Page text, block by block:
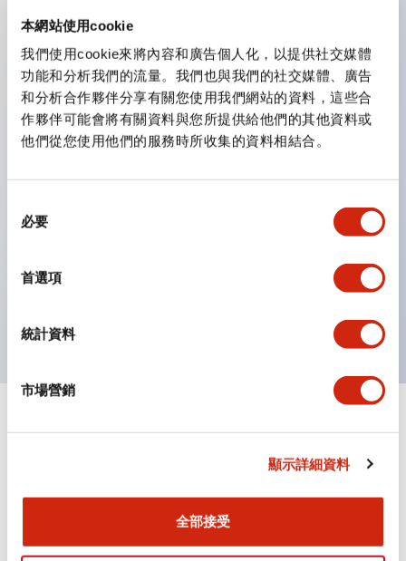
本網站使用cookie
我們使用cookie來將內容和廣告個人化，以提供社交媒體
功能和分析我們的流量。我們也與我們的社交媒體、廣告
和分析合作夥伴分享有關您使用我們網站的資料，這些合
作夥伴可能會將有關資料與您所提供給他們的其他資料或
他們從您使用他們的服務時所收集的資料相結合。
必要
首選項
統計資料
市場營銷
顯示詳細資料
全部接受
主要特點
CS型凸輪開關是方便用於設備的開關和切換，適用範圍廣
泛的操作開關器。
提供72種標準迴路
透過6種形式與接點模組段數的組合，可實現各種接點構
造。
配備可確認接點狀態的指示燈，並提供手柄操作型、鑰匙
手柄可從6種中選擇
文件和檔案
型錄和宣傳手冊 CAD檔 認證與標準 技術文件